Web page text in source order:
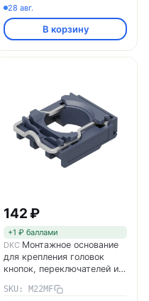
28 авг.
В корзину
142 ₽
+1 ₽ баллами
DKC Монтажное основание
для крепления головок
кнопок, переключателей и
DKC
SKU: M22MF